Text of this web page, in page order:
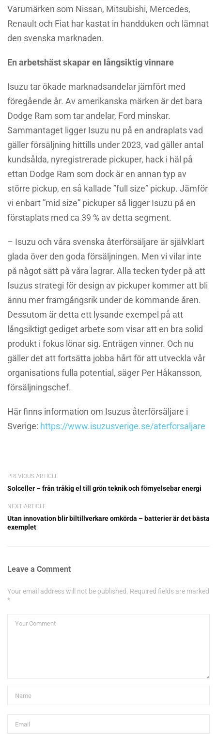
Varumärken som Nissan, Mitsubishi, Mercedes,
Renault och Fiat har kastat in handduken och lämnat
den svenska marknaden.
En arbetshäst skapar en långsiktig vinnare
Isuzu tar ökade marknadsandelar jämfört med
föregående år. Av amerikanska märken är det bara
Dodge Ram som tar andelar, Ford minskar.
Sammantaget ligger Isuzu nu på en andraplats vad
gäller försäljning hittills under 2023, vad gäller antal
kundsålda, nyregistrerade pickuper, hack i häl på
ettan Dodge Ram som dock är en annan typ av
större pickup, en så kallade ”full size” pickup. Jämför
vi enbart ”mid size” pickuper så ligger Isuzu på en
förstaplats med ca 39 % av detta segment.
– Isuzu och våra svenska återförsäljare är självklart
glada över den goda försäljningen. Men vi vilar inte
på något sätt på våra lagrar. Alla tecken tyder på att
Isuzus strategi för design av pickuper kommer att bli
ännu mer framgångsrik under de kommande åren.
Dessutom är detta ett lysande exempel på att
långsiktigt gediget arbete som visar att en bra solid
produkt i fokus lönar sig. Enträgen vinner. Och nu
gäller det att fortsätta jobba hårt för att utveckla vår
organisations fulla potential, säger Per Håkansson,
försäljningschef.
Här finns information om Isuzus återförsäljare i
Sverige: https://www.isuzusverige.se/aterforsaljare
PREVIOUS ARTICLE
Solceller – från tråkig el till grön teknik och förnyelsebar energi
NEXT ARTICLE
Utan innovation blir biltillverkare omkörda – batterier är det bästa
exemplet
Leave a Comment
Your email address will not be published. Required fields are marked
*